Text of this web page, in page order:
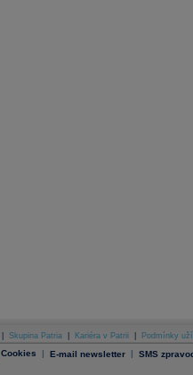
Skupina Patria Kariéra v Patrii Podmínky
Cookies | E-mail newsletter | SMS